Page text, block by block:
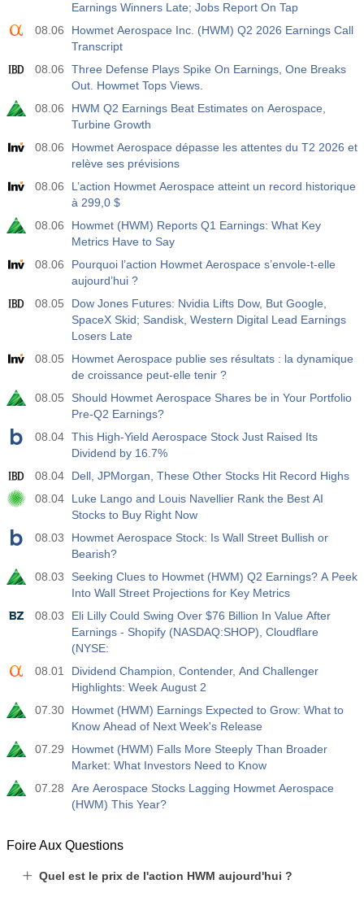
Earnings Winners Late; Jobs Report On Tap
08.06
Howmet Aerospace Inc. (HWM) Q2 2026 Earnings Call
Transcript
08.06
Three Defense Plays Spike On Earnings, One Breaks
Out. Howmet Tops Views.
08.06
HWM Q2 Earnings Beat Estimates on Aerospace,
Turbine Growth
08.06
Howmet Aerospace dépasse les attentes du T2 2026 et
relève ses prévisions
08.06
L’action Howmet Aerospace atteint un record historique
à 299,0 $
08.06
Howmet (HWM) Reports Q1 Earnings: What Key
Metrics Have to Say
08.06
Pourquoi l’action Howmet Aerospace s’envole-t-elle
aujourd’hui ?
08.05
Dow Jones Futures: Nvidia Lifts Dow, But Google,
SpaceX Skid; Sandisk, Western Digital Lead Earnings
Losers Late
08.05
Howmet Aerospace publie ses résultats : la dynamique
de croissance peut-elle tenir ?
08.05
Should Howmet Aerospace Shares be in Your Portfolio
Pre-Q2 Earnings?
08.04 This High-Yield Aerospace Stock Just Raised Its
Dividend by 16.7%
08.04
Dell, JPMorgan, These Other Stocks Hit Record Highs
08.04
Luke Lango and Louis Navellier Rank the Best AI
Stocks to Buy Right Now
08.03
Howmet Aerospace Stock: Is Wall Street Bullish or
Bearish?
08.03
Seeking Clues to Howmet (HWM) Q2 Earnings? A Peek
Into Wall Street Projections for Key Metrics
08.03
Eli Lilly Could Swing Over $76 Billion In Value After
Earnings - Shopify (NASDAQ:SHOP), Cloudflare
(NYSE:
08.01
Dividend Champion, Contender, And Challenger
Highlights: Week August 2
07.30
Howmet (HWM) Earnings Expected to Grow: What to
Know Ahead of Next Week's Release
07.29
Howmet (HWM) Falls More Steeply Than Broader
Market: What Investors Need to Know
07.28
Are Aerospace Stocks Lagging Howmet Aerospace
(HWM) This Year?
Foire Aux Questions
Quel est le prix de l'action HWM aujourd'hui ?